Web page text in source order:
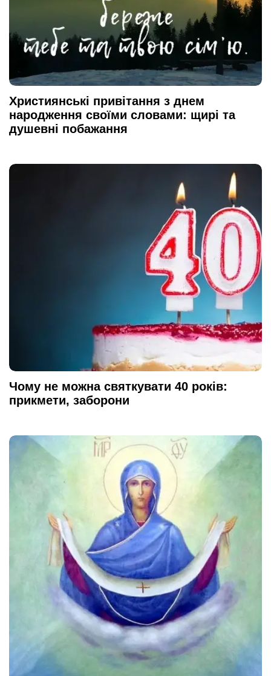
Християнські привітання з днем
народження своїми словами: щирі та
душевні побажання
Чому не можна святкувати 40 років:
прикмети, заборони